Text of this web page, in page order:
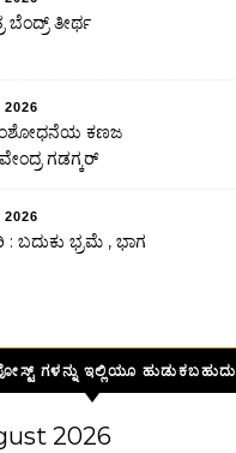
ಬೆಂದ್ರ್ ತೀರ್ಥ
ಕಣಜ
ಗಡಗ್ಕರ್
: ಬದುಕು ಭ್ರಮೆ , ಭಾಗ
ಗಳನ್ನು ಇಲ್ಲಿಯೂ ಹುಡುಕಬಹುದು
2026